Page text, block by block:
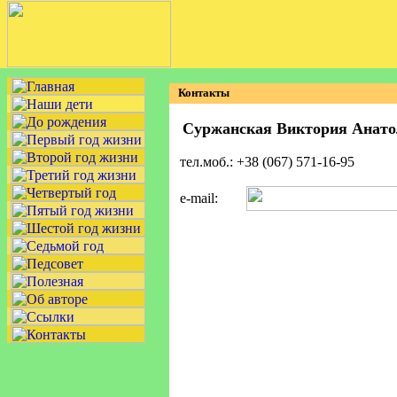
Контакты
Суржанская Виктория
тел.моб.: +38 (067) 571-16-95
e-mail: